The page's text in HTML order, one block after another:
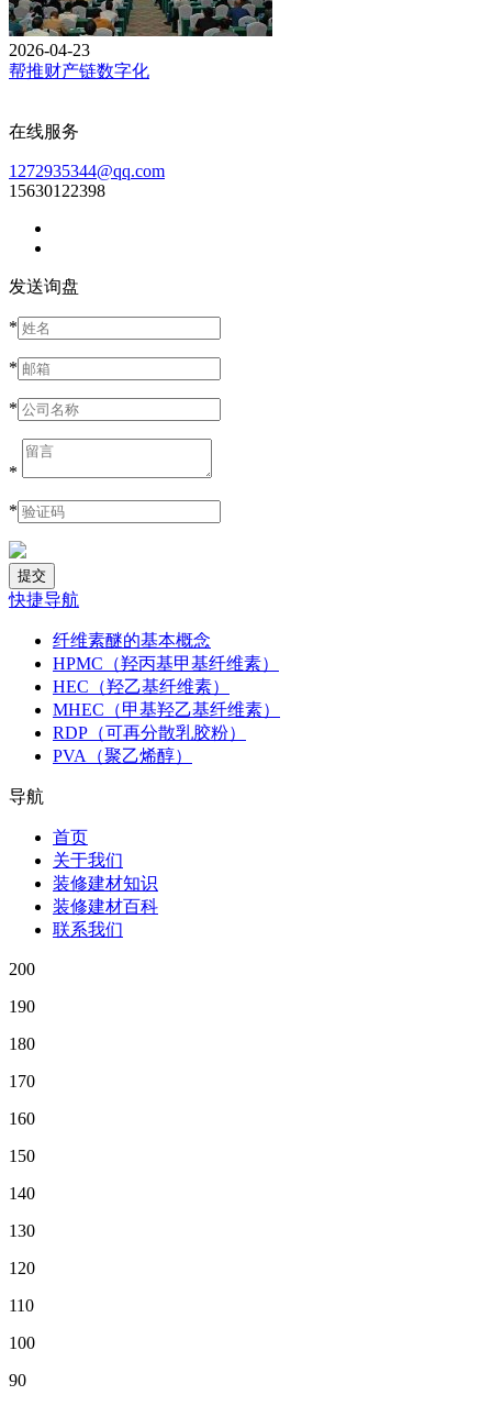
2026-04-23
帮推财产链数字化
在线服务
1272935344@qq.com
15630122398
发送询盘
*
*
*
*
*
快捷导航
纤维素醚的基本概念
HPMC（羟丙基甲基纤维素）
HEC（羟乙基纤维素）
MHEC（甲基羟乙基纤维素）
RDP（可再分散乳胶粉）
PVA（聚乙烯醇）
导航
首页
关于我们
装修建材知识
装修建材百科
联系我们
200
190
180
170
160
150
140
130
120
110
100
90